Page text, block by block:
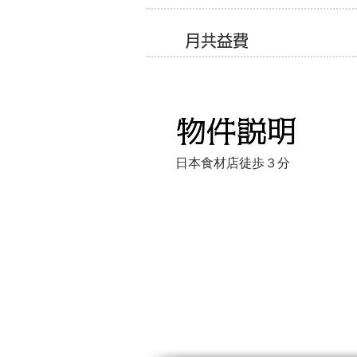
月共益費
日本食材店徒歩３分